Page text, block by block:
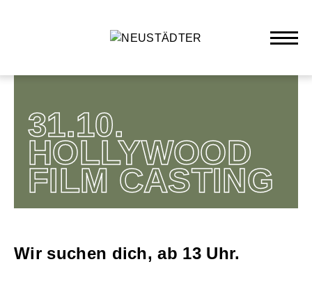
31.10.
HOLLYWOOD
FILM CASTING
Wir suchen dich, ab 13 Uhr.